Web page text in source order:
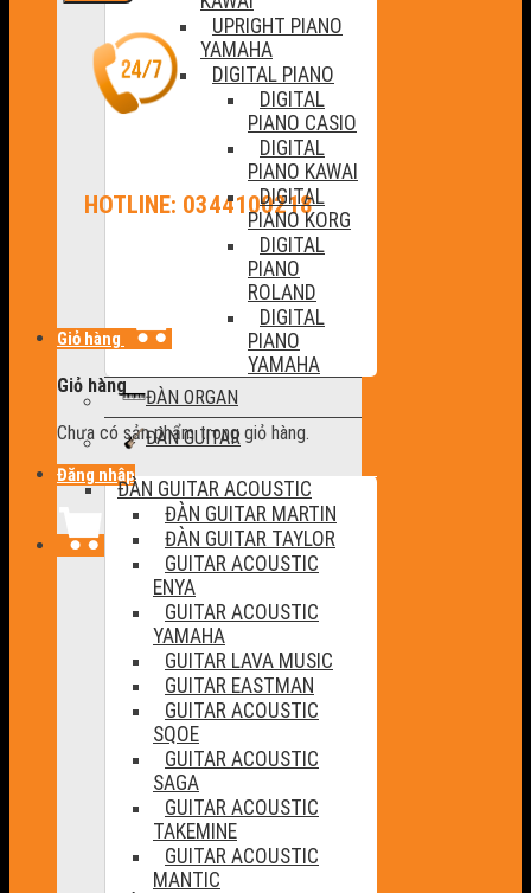
HOTLINE: 0344100218
Giỏ hàng
Giỏ hàng
Chưa có sản phẩm trong giỏ hàng.
Đăng nhập
UPRIGHT PIANO
YAMAHA
DIGITAL PIANO
DIGITAL
PIANO CASIO
DIGITAL
PIANO KAWAI
DIGITAL
PIANO KORG
DIGITAL
PIANO
ROLAND
DIGITAL
PIANO
YAMAHA
ĐÀN ORGAN
ĐÀN GUITAR
ĐÀN GUITAR ACOUSTIC
ĐÀN GUITAR MARTIN
ĐÀN GUITAR TAYLOR
GUITAR ACOUSTIC
ENYA
GUITAR ACOUSTIC
YAMAHA
GUITAR LAVA MUSIC
GUITAR EASTMAN
GUITAR ACOUSTIC
SQOE
GUITAR ACOUSTIC
SAGA
GUITAR ACOUSTIC
TAKEMINE
GUITAR ACOUSTIC
MANTIC